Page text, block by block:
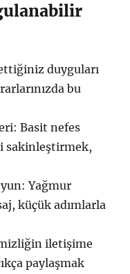
duyguları
bu
Basit nefes
sakinleştirmek,
Yağmur
küçük adımlarla
iletişime
paylaşmak